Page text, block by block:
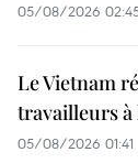
05/08/2026
Le Vietnam
travailleurs à
05/08/2026 01:41